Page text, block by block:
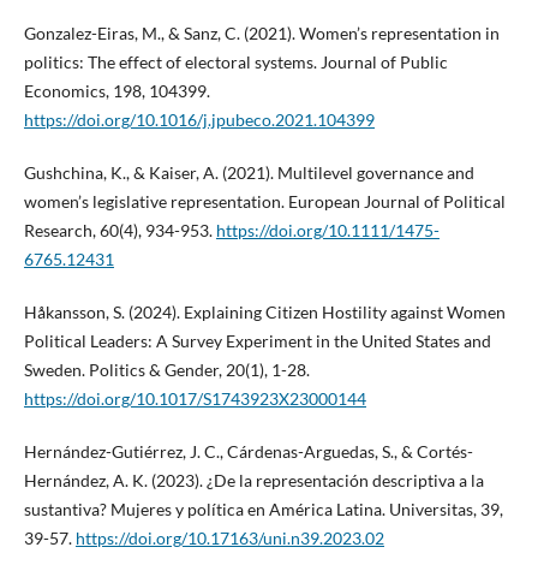
Gonzalez-Eiras, M., & Sanz, C. (2021). Women’s representation in
politics: The effect of electoral systems. Journal of Public
Economics, 198, 104399.
https://doi.org/10.1016/j.jpubeco.2021.104399
Gushchina, K., & Kaiser, A. (2021). Multilevel governance and
women’s legislative representation. European Journal of Political
Research, 60(4), 934-953. https://doi.org/10.1111/1475-
6765.12431
Håkansson, S. (2024). Explaining Citizen Hostility against Women
Political Leaders: A Survey Experiment in the United States and
Sweden. Politics & Gender, 20(1), 1-28.
https://doi.org/10.1017/S1743923X23000144
Hernández-Gutiérrez, J. C., Cárdenas-Arguedas, S., & Cortés-
Hernández, A. K. (2023). ¿De la representación descriptiva a la
sustantiva? Mujeres y política en América Latina. Universitas, 39,
39-57. https://doi.org/10.17163/uni.n39.2023.02